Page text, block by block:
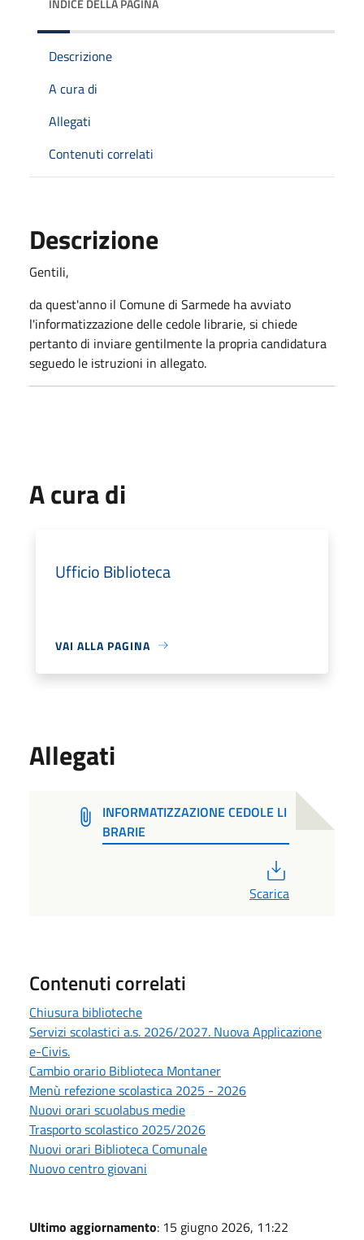
Descrizione
A cura di
Allegati
Contenuti correlati
Descrizione
Gentili,
da quest'anno il Comune di Sarmede ha avviato
l'informatizzazione delle cedole librarie, si chiede
pertanto di inviare gentilmente la propria candidatura
seguedo le istruzioni in allegato.
A cura di
Ufficio Biblioteca
VAI ALLA PAGINA
Allegati
INFORMATIZZAZIONE CEDOLE LI
BRARIE
Scarica
Contenuti correlati
Chiusura biblioteche
Servizi scolastici a.s. 2026/2027. Nuova Applicazione
e-Civis.
Cambio orario Biblioteca Montaner
Menù refezione scolastica 2025 - 2026
Nuovi orari scuolabus medie
Trasporto scolastico 2025/2026
Nuovi orari Biblioteca Comunale
Nuovo centro giovani
Ultimo aggiornamento: 15 giugno 2026, 11:22